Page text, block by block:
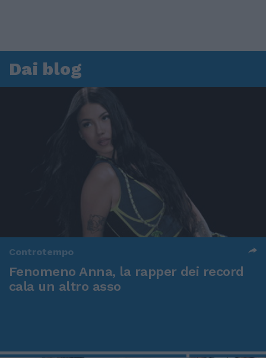
Dai blog
Controtempo
Fenomeno Anna, la rapper dei record
cala un altro asso